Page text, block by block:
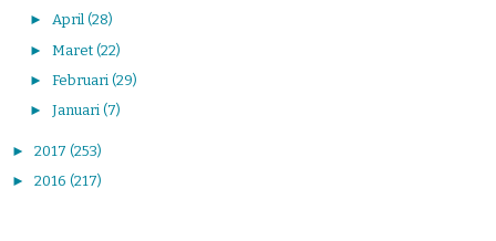
► April (28)
► Maret (22)
► Februari (29)
► Januari (7)
► 2017 (253)
► 2016 (217)